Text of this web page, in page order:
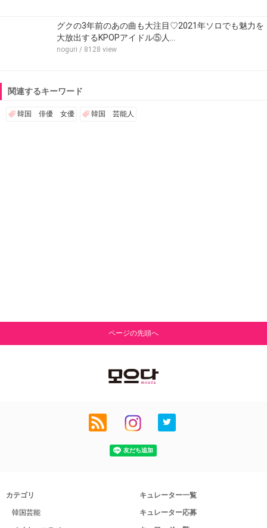
グクの3年前のあの曲も大注目♡2021年ソロでも魅力を
大放出するKPOPアイドル⑤人…
noguri / 8128 view
関連するキーワード
韓国 俳優 女優 韓国 芸能人
ページの先頭へ
カテゴリ
韓国芸能
キュレーター一覧
キュレーター応募